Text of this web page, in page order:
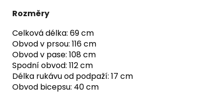
Rozměry
Celková délka: 69 cm
Obvod v prsou: 116 cm
Obvod v pase: 108 cm
Spodní obvod: 112 cm
Délka rukávu od podpaží: 17 cm
Obvod bicepsu: 40 cm